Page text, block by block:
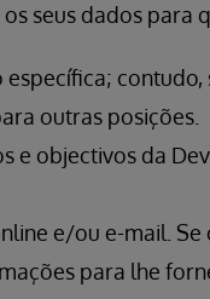
seus dados para
outras posições.
e objectivos da
e/ou e-mail.
para lhe